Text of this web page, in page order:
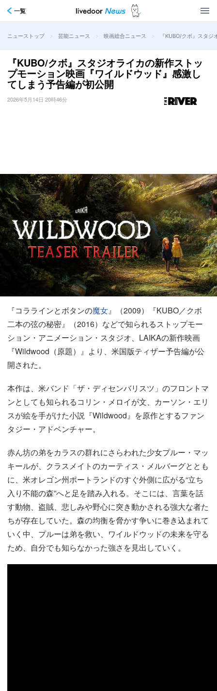
一覧
ニューストップ > 芸能ニュース > 映画総合ニュース > 『KUBO/クボ』スタ
『KUBO/クボ』スタジオライカの新作ストッ
プモーション映画『ワイルドウッド』感激し
てしまう予告編が初公開
2026年5月14日 20時46分
『コララインとボタンの魔女』（2009）『KUBO／クボ
二本の弦の秘密』（2016）などで知られるストップモー
ション・アニメーション・スタジオ、LAIKAの新作映画
『Wildwood（原題）』より、米国版ティザー予告編が公
開された。
本作は、米バンド「ザ・ディセンバリスツ」のフロントマ
ンとしても知られるコリン・メロイが文、カーソン・エリ
スが絵を手がけた小説『Wildwood』を原作とするファン
タジー・アドベンチャー。
赤ん坊の弟をカラスの群れにさらわれた少女プルー・マッ
キールが、クラスメイトのカーティス・メルバーグととも
に、米オレゴン州ポートランドのすぐ外側に広がる“立ち
入り不能の森”へと足を踏み入れる。そこには、言葉を話
す動物、盗賊、悲しみや野心に突き動かされる強大な者た
ちが存在していた。森の均衡を脅かす争いに巻き込まれて
いく中、プルーは弟を救い、ワイルドウッドの未来を守る
ため、自分でも知らなかった強さを見出していく。